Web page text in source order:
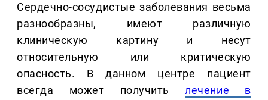
Сердечно-сосудистые заболевания весьма
разнообразны, имеют различную
клиническую картину и несут
относительную или критическую
опасность. В данном центре пациент
всегда может получитьлечение в